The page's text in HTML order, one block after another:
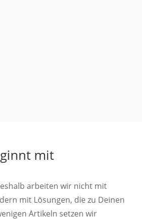
mit
arbeiten wir nicht mit
mit Lösungen, die zu Deinen
Artikeln setzen wir